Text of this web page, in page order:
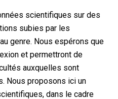
scientifiques sur des
subies par les
genre. Nous espérons que
et permettront de
auxquelles sont
Nous proposons ici un
dans le cadre